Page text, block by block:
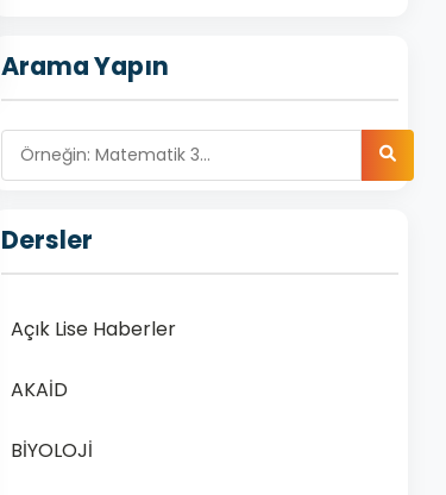
Arama Yapın
Dersler
Açık Lise Haberler
AKAİD
BİYOLOJİ